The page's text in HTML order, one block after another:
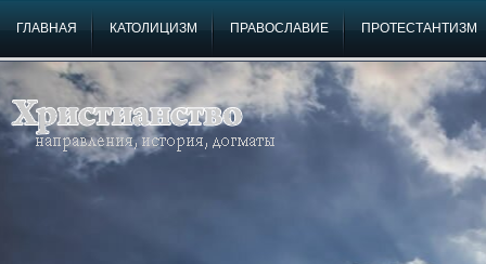
ГЛАВНАЯ КАТОЛИЦИЗМ ПРАВОСЛАВИЕ ПРОТЕСТАНТИЗМ